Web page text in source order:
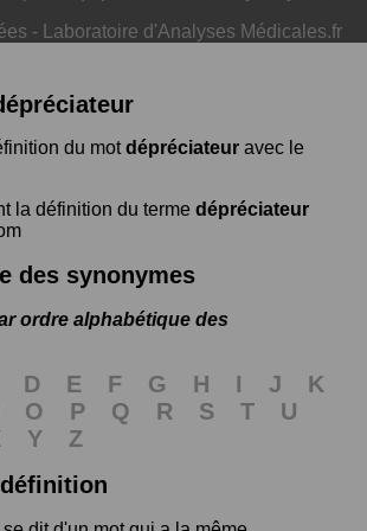
- Laboratoire d'Analyses Médicales.fr
du motdépréciateur avec le
la définition du terme dépréciateur
des synonymes
ordre alphabétique des
D E F G H I J
K
O P Q R S T
U
Y
Z